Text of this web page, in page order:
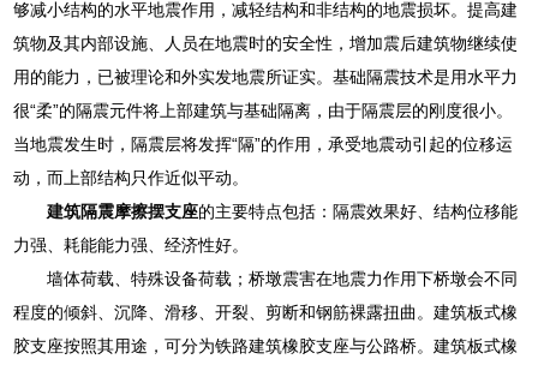
够减小结构的水平地震作用，减轻结构和非结构的地震损坏。提高建
筑物及其内部设施、人员在地震时的安全性，增加震后建筑物继续使
用的能力，已被理论和外实发地震所证实。基础隔震技术是用水平力
很“柔”的隔震元件将上部建筑与基础隔离，由于隔震层的刚度很小。
当地震发生时，隔震层将发挥“隔”的作用，承受地震动引起的位移运
动，而上部结构只作近似平动。
建筑隔震摩擦摆支座的主要特点包括：隔震效果好、结构位移能
力强、耗能能力强、经济性好。
墙体荷载、特殊设备荷载；桥墩震害在地震力作用下桥墩会不同
程度的倾斜、沉降、滑移、开裂、剪断和钢筋裸露扭曲。建筑板式橡
胶支座按照其用途，可分为铁路建筑橡胶支座与公路桥。建筑板式橡